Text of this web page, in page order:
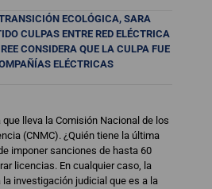
ECOLÓGICA, SARA
CULPAS ENTRE RED ELÉCTRICA
CONSIDERA QUE LA CULPA FUE
ELÉCTRICAS
lleva la Comisión Nacional de los
(CNMC). ¿Quién tiene la última
imponer sanciones de hasta 60
licencias. En cualquier caso, la
la investigación judicial que es a la